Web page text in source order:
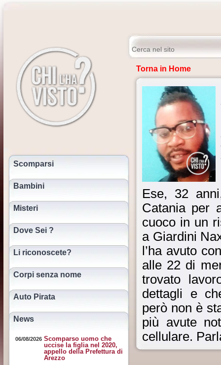
Scomparsi
Bambini
Misteri
Dove Sei ?
Li riconoscete?
Corpi senza nome
Auto Pirata
News
06/08/2026 Scomparso uomo che
uccise la figlia nel 2020,
appello della Prefettura di
Arezzo
Torna in Home
Ese, 32
Catania per
cuoco in un
a Giardini
l’ha avuto
alle 22 di
trovato
dettagli e
però non è
più avute
cellulare.